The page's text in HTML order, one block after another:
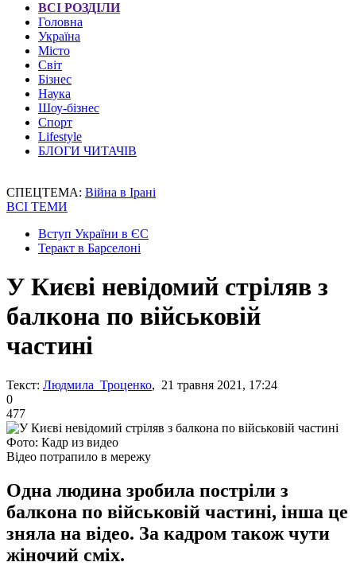
ВСІ РОЗДІЛИ
Головна
Україна
Місто
Світ
Бізнес
Наука
Шоу-бізнес
Спорт
Lifestyle
БЛОГИ ЧИТАЧІВ
СПЕЦТЕМА: Війна в Ірані
ВСІ ТЕМИ
Вступ України в ЄС
Теракт в Барселоні
У Києві невідомий стріляв з
балкона по військовій
частині
Текст: Людмила Троценко, 21 травня 2021, 17:24
0
477
Фото: Кадр из видео
Відео потрапило в мережу
Одна людина зробила постріли з
балкона по військовій частині, інша це
зняла на відео. За кадром також чути
жіночий сміх.